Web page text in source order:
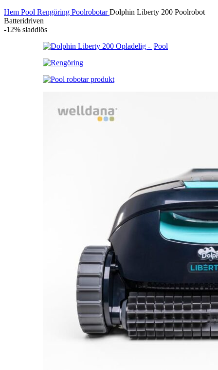
Hem Pool Rengöring PoolrobotarDolphin Liberty 200 Poolrobot
Batteridriven
-12% sladdlös